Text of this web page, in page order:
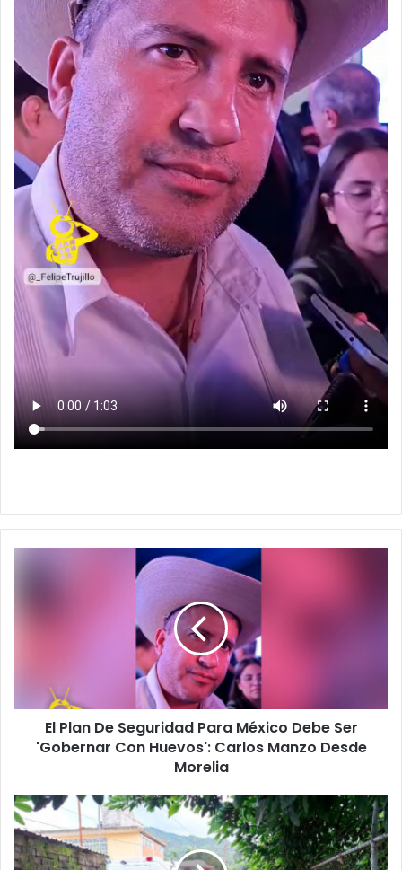
'Gobernar
Huevos':
Desde
Morelia
El Plan De Seguridad Para México Debe Ser
'Gobernar Con Huevos': Carlos Manzo Desde
Morelia
#Uruapan
Fallece
El
Señor